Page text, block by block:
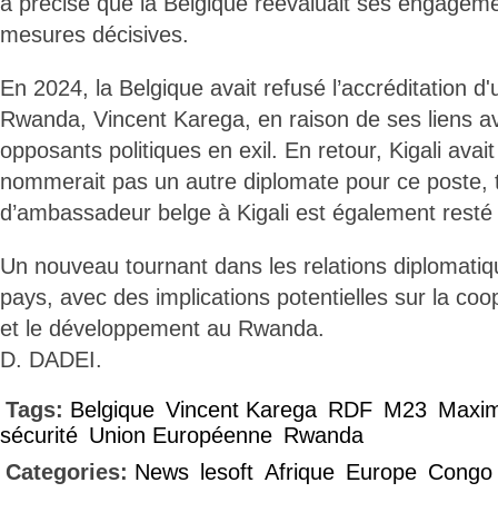
mesures décisives.
En 2024, la Belgique avait refusé l’accréditation
Rwanda, Vincent Karega, en raison de ses liens
opposants politiques en exil. En retour, Kigali avait
nommerait pas un autre diplomate pour ce poste,
d’ambassadeur belge à Kigali est également
Un nouveau tournant dans les relations
pays, avec des implications potentielles sur la
et le développement au Rwanda.
D. DADEI.
Tags: Belgique Vincent Karega RDF M23
sécurité Union Européenne Rwanda
Categories: News lesoft Afrique Europe Congo